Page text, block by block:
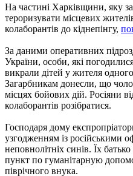
На частині Харківщини, яку
тероризувати місцевих
колаборантів до кіднепінгу,
За даними оперативних
України, особи, які
викрали дітей у жителя одного
Загарбникам донесли, що
місцях бойових дій. Росіяни
колаборантів розібратися.
Господаря дому
узгодженням із російськими
неповнолітніх синів. Їх
пункт по гуманітарную
піврічного внука.